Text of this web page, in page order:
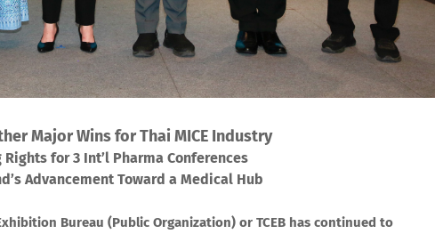
Major Wins for Thai MICE Industry
for 3 Int’l Pharma Conferences
Advancement Toward a Medical Hub
Bureau (Public Organization) or TCEB has continued to